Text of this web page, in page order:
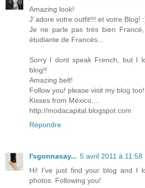
Amazing look!
J´adore votre outfit!!! et votre Blog!
Je ne parle pas trés bien
étudiante de Francés...
Sorry I dont speak French, but I
blog!!
Amazing belt!
Follow you! please visit my blog
Kisses from México....
http://modacapital.blogspot.com
Répondre
I'sgonnasay... 5 avril 2011 à 11:58
Hi! I've just find your blog and I
photos. Following you!